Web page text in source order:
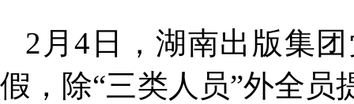
2月4日，湖南出版集
假，除“三类人员”外全